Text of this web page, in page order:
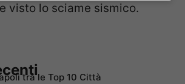
visto lo sciame sismico.
tra le Top 10 Città